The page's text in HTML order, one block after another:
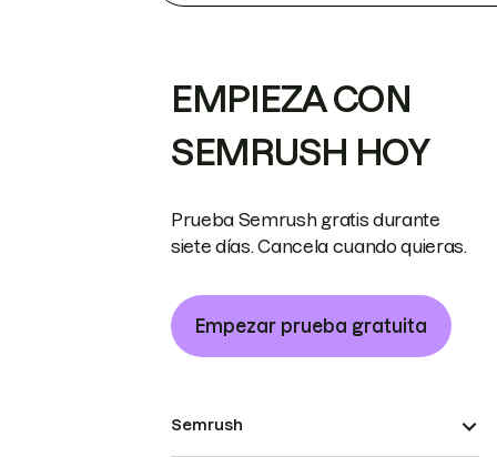
EMPIEZA CON
SEMRUSH HOY
Prueba Semrush gratis durante
siete días. Cancela cuando quieras.
Empezar prueba gratuita
Semrush